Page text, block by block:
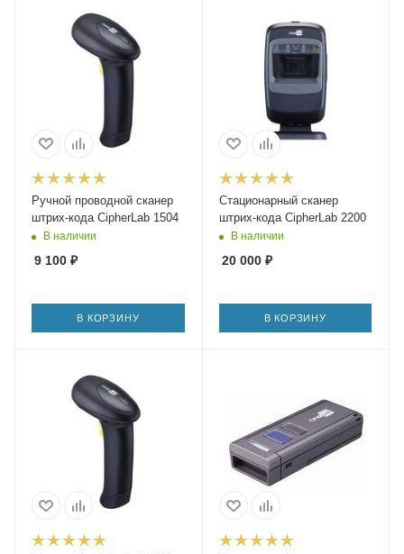
Ручной проводной сканер
штрих-кода CipherLab 1504
В наличии
9 100 ₽
В КОРЗИНУ
Стационарный сканер
штрих-кода CipherLab 2200
В наличии
20 000₽
В КОРЗИНУ